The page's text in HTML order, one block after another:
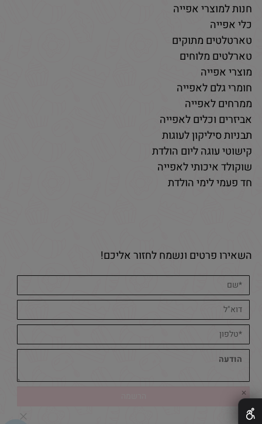
חנות למוצרי אפייה
כלי אפייה
טארטלטים מתוקים
טארלטים מלוחים
מוצרי אפייה
חומרי גלם לאפייה
ממרחים לאפייה
אביזרים וכלים לאפייה
תבניות סיליקון לעוגות
קישוטי עוגה ליום הולדת
שוקולד איכותי לאפייה
חד פעמי לימי הולדת
השאירו פרטים ונשמח לחזור אליכם!
✕